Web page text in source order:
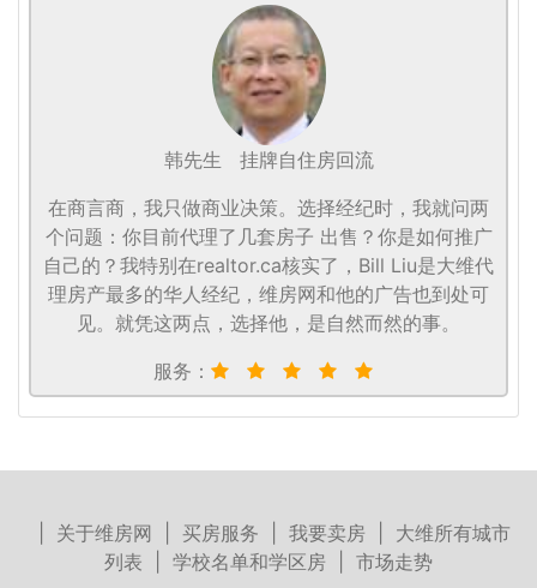
韩先生
挂牌自住房回流
在商言商，我只做商业决策。选择经纪时，我就问两
个问题：你目前代理了几套房子 出售？你是如何推广
自己的？我特别在realtor.ca核实了，Bill Liu是大维代
理房产最多的华人经纪，维房网和他的广告也到处可
见。就凭这两点，选择他，是自然而然的事。
服务：
关于维房网 买房服务 我要卖房
大维所有城市
列表
学校名单和学区房 市场走势